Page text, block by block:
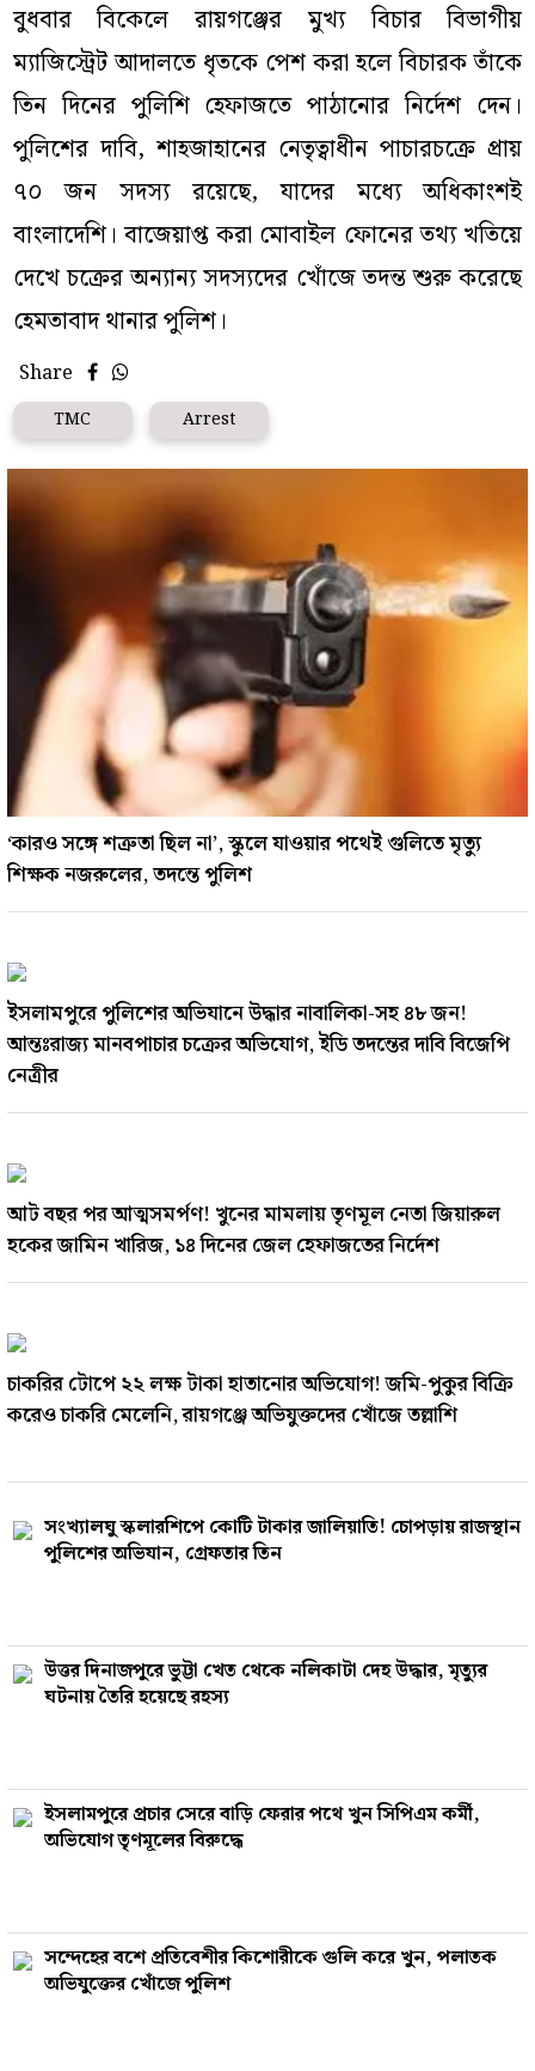
বুধবার বিকেলে রায়গঞ্জের মুখ্য বিচার বিভাগীয়
ম্যাজিস্ট্রেট আদালতে ধৃতকে পেশ করা হলে বিচারক তাঁকে
তিন দিনের পুলিশি হেফাজতে পাঠানোর নির্দেশ দেন।
পুলিশের দাবি, শাহজাহানের নেতৃত্বাধীন পাচারচক্রে প্রায়
৭০ জন সদস্য রয়েছে, যাদের মধ্যে অধিকাংশই
বাংলাদেশি। বাজেয়াপ্ত করা মোবাইল ফোনের তথ্য খতিয়ে
দেখে চক্রের অন্যান্য সদস্যদের খোঁজে তদন্ত শুরু করেছে
হেমতাবাদ থানার পুলিশ।
Share
TMC Arrest
‘কারও সঙ্গে শত্রুতা ছিল না’, স্কুলে যাওয়ার পথেই গুলিতে মৃত্যু
শিক্ষক নজরুলের, তদন্তে পুলিশ
ইসলামপুরে পুলিশের অভিযানে উদ্ধার নাবালিকা-সহ ৪৮ জন!
আন্তঃরাজ্য মানবপাচার চক্রের অভিযোগ, ইডি তদন্তের দাবি বিজেপি
নেত্রীর
আট বছর পর আত্মসমর্পণ! খুনের মামলায় তৃণমূল নেতা জিয়ারুল
হকের জামিন খারিজ, ১৪ দিনের জেল হেফাজতের নির্দেশ
চাকরির টোপে ২২ লক্ষ টাকা হাতানোর অভিযোগ! জমি-পুকুর বিক্রি
করেও চাকরি মেলেনি, রায়গঞ্জে অভিযুক্তদের খোঁজে তল্লাশি
সংখ্যালঘু স্কলারশিপে কোটি টাকার জালিয়াতি! চোপড়ায় রাজস্থান
পুলিশের অভিযান, গ্রেফতার তিন
উত্তর দিনাজপুরে ভুট্টা খেত থেকে নলিকাটা দেহ উদ্ধার, মৃত্যুর
ঘটনায় তৈরি হয়েছে রহস্য
ইসলামপুরে প্রচার সেরে বাড়ি ফেরার পথে খুন সিপিএম কর্মী,
অভিযোগ তৃণমূলের বিরুদ্ধে
সন্দেহের বশে প্রতিবেশীর কিশোরীকে গুলি করে খুন, পলাতক
অভিযুক্তের খোঁজে পুলিশ